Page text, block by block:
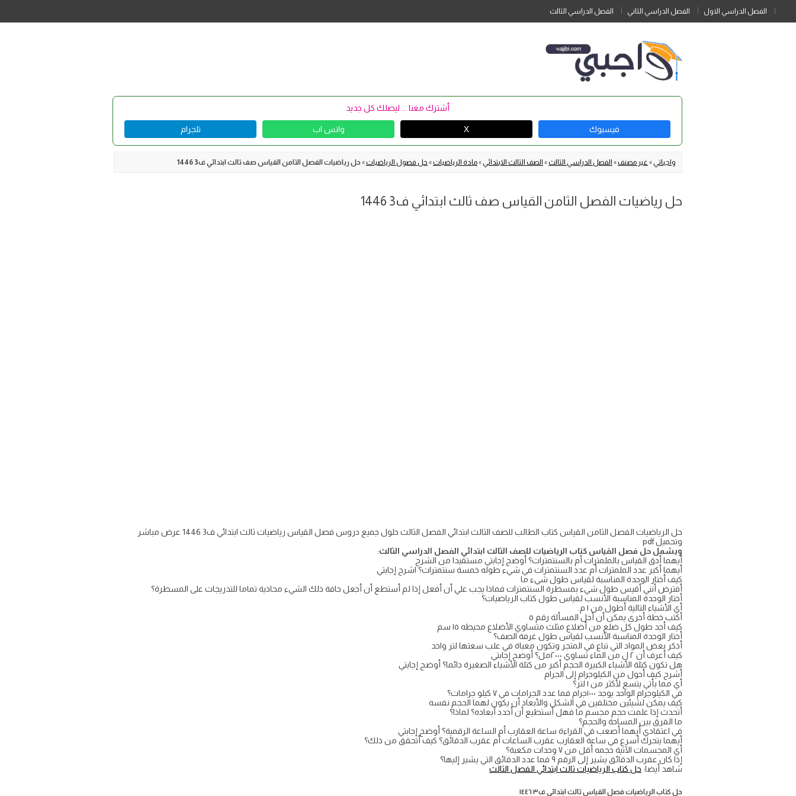
الفصل الدراسي الاول الفصل الدراسي الثاني الفصل الدراسي الثالث
أشترك معنا ... ليصلك كل جديد
فيسبوك X واتس اب تلجرام
واجباتي » غير مصنف» الفصل الدراسي الثالث» الصف الثالث الابتدائي »مادة الرياضيات» حل فصول الرياضيات»حل رياضيات الفصل الثامن القياس صف ثالث ابتدائي ف3 1446
حل رياضيات الفصل الثامن القياس صف ثالث ابتدائي ف3 1446
حل الرياضيات الفصل الثامن القياس كتاب الطالب للصف الثالث ابتدائي الفصل الثالث حلول جميع دروس فصل القياس رياضيات ثالث ابتدائي ف3 1446 عرض مباشر
وتحميل pdf
ويشمل حل فصل القياس كتاب الرياضيات للصف الثالث ابتدائي الفصل الدراسي الثالث:
أيهما أدق القياس بالملمترات أم بالسنتمترات؟ أوضح إجابتي مستفيدا من الشرح
أيهما أكبر عدد الملمترات أم عدد السنتمترات في شيء طوله خمسة سنتمترات؟ اشرح إجابتي
كيف أختار الوحدة المناسبة لقياس طول شيء ما
أفترض أنني أقيس طول شيء بمسطرة السنتمترات فماذا يجب علي أن أفعل إذا لم أستطع أن أجعل حافة ذلك الشيء محاذية تماما للتدريجات على المسطرة؟
أختار الوحدة المناسبة الأنسب لقياس طول كتاب الرياضيات؟
أي الأشياء التالية أطول من ١ م.
أكتب خطة أخرى يمكن أن أحل المسألة رقم ٥
كيف أجد طول كل ضلع من أضلاع مثلث متساوي الأضلاع محيطه ١٥ سم
أختار الوحدة المناسبة الأنسب لقياس طول غرفة الصف؟
أذكر بعض المواد التي تباع في المتجر وتكون معباة في علب سعتها لتر واحد
كيف أعرف أن ٢ ل من الماء تساوي ٢٠٠٠مل؟ أوضح إجابتي
هل تكون كتلة الأشياء الكبيرة الحجم أكبر من كتلة الأشياء الصغيرة دائما؟ أوضح إجابتي
أشرح كيف أحول من الكيلوجرام إلى الجرام
أي مما يأتي يتسع لأكثر من ١ لتر؟
في الكيلوجرام الواحد يوجد ١٠٠٠جرام فما عدد الجرامات في ٧ كيلو جرامات؟
كيف يمكن لشيئين مختلفين في الشكل والأبعاد أن يكون لهما الحجم نفسه
أتحدث إذا علمت حجم مجسم ما فهل أستطيع أن أحدد أبعاده؟ لماذا؟
ما الفرق بين المساحة والحجم؟
في اعتقادي أيهما أصعب في القراءة ساعة العقارب أم الساعة الرقمية؟ أوضح إجابتي
أيهما يتحرك أسرع في ساعة العقارب عقرب الساعات أم عقرب الدقائق؟ كيف أتحقق من ذلك؟
أي المجسمات الآتية حجمه أقل من ٧ وحدات مكعبة؟
إذا كان عقرب الدقائق يشير إلى الرقم ٩ فما عدد الدقائق التي يشير إليها؟
شاهد أيضا: حل كتاب الرياضيات ثالث ابتدائي الفصل الثالث
حل كتاب الرياضيات فصل القياس ثالث ابتدائي ف٣ ١٤٤٦